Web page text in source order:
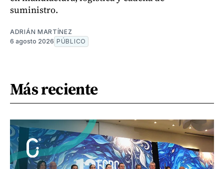
suministro.
ADRIÁN MARTÍNEZ
6 agosto 2026 PÚBLICO
Más reciente